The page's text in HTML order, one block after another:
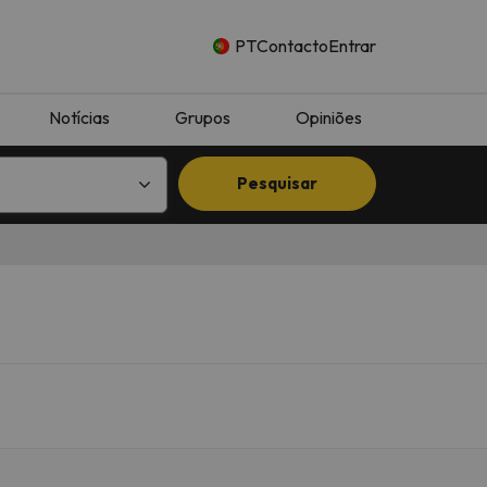
PTContactoEntrar
Notícias Grupos Opiniões
Pesquisar